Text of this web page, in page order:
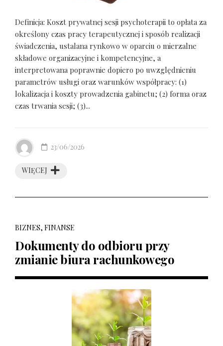
Definicja: Koszt prywatnej sesji psychoterapii to opłata za
określony czas pracy terapeutycznej i sposób realizacji
świadczenia, ustalana rynkowo w oparciu o mierzalne
składowe organizacyjne i kompetencyjne, a
interpretowana poprawnie dopiero po uwzględnieniu
parametrów usługi oraz warunków współpracy: (1)
lokalizacja i koszty prowadzenia gabinetu; (2) forma oraz
czas trwania sesji; (3)...
WIĘCEJ
23/06/2026
BIZNES, FINANSE
Dokumenty do odbioru przy
zmianie biura rachunkowego